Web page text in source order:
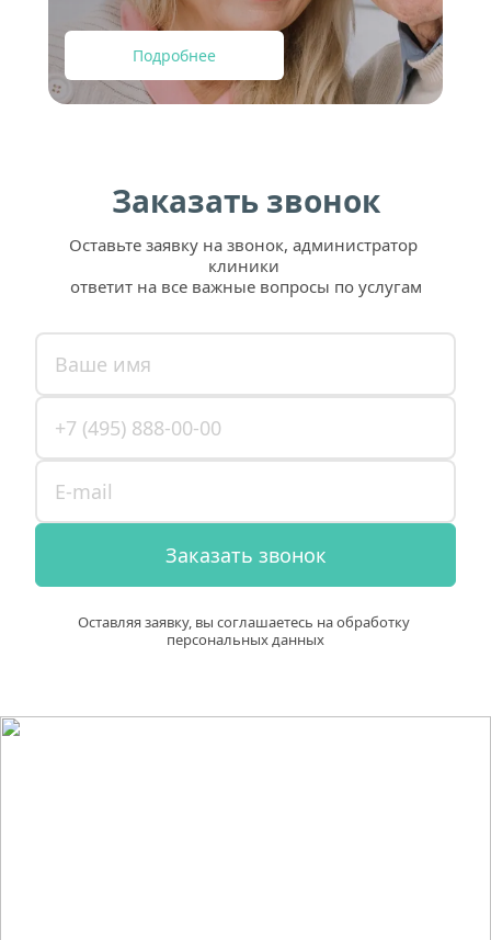
Подробнее
Заказать звонок
Оставьте заявку на звонок, администратор
клиники
ответит на все важные вопросы по услугам
Заказать звонок
Оставляя заявку, вы соглашаетесь на обработку
персональных данных